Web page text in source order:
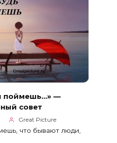
поймешь…» —
совет
Great Picture
что бывают люди,